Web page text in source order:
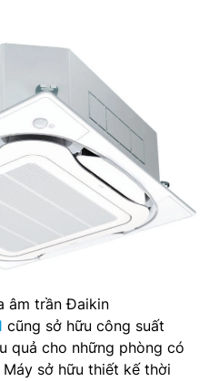
âm trần Đaikin
cũng sở hữu công suất
quả cho những phòng có
sở hữu thiết kế thời